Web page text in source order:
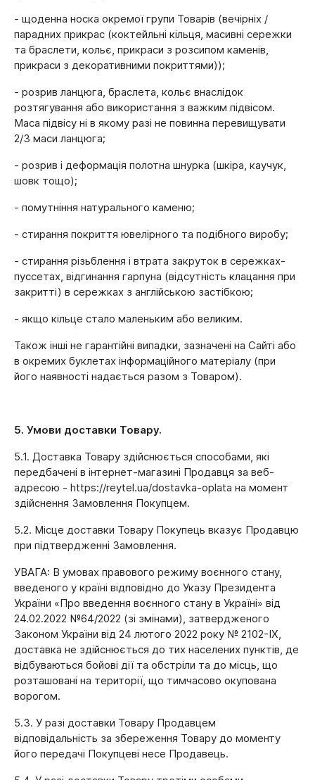
- щоденна носка окремої групи Товарів (вечірніх /
парадних прикрас (коктейльні кільця, масивні сережки
та браслети, кольє, прикраси з розсипом каменів,
прикраси з декоративними покриттями));
- розрив ланцюга, браслета, кольє внаслідок
розтягування або використання з важким підвісом.
Маса підвісу ні в якому разі не повинна перевищувати
2/3 маси ланцюга;
- розрив і деформація полотна шнурка (шкіра, каучук,
шовк тощо);
- помутніння натурального каменю;
- стирання покриття ювелірного та подібного виробу;
- стирання різьблення і втрата закруток в сережках-
пуссетах, відгинання гарпуна (відсутність клацання при
закритті) в сережках з англійською застібкою;
- якщо кільце стало маленьким або великим.
Також інші не гарантійні випадки, зазначені на Сайті або
в окремих буклетах інформаційного матеріалу (при
його наявності надається разом з Товаром).
5. Умови доставки Товару.
5.1. Доставка Товару здійснюється способами, які
передбачені в інтернет-магазині Продавця за веб-
адресою - https://reytel.ua/dostavka-oplata на момент
здійснення Замовлення Покупцем.
5.2. Місце доставки Товару Покупець вказує Продавцю
при підтвердженні Замовлення.
УВАГА: В умовах правового режиму воєнного стану,
введеного у країні відповідно до Указу Президента
України «Про введення воєнного стану в Україні» від
24.02.2022 №64/2022 (зі змінами), затвердженого
Законом України від 24 лютого 2022 року № 2102-IX,
доставка не здійснюється до тих населених пунктів, де
відбуваються бойові дії та обстріли та до місць, що
розташовані на території, що тимчасово окупована
ворогом.
5.3. У разі доставки Товару Продавцем
відповідальність за збереження Товару до моменту
його передачі Покупцеві несе Продавець.